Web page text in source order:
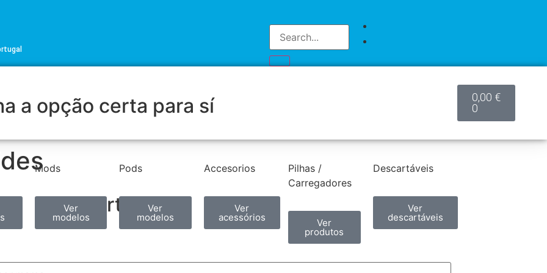
a opção certa para sí
Mods
Ver
modelos
Pods
Ver
modelos
Accesorios
Ver
acessórios
Pilhas /
Carregadores
Ver
produtos
Descartáveis
Ver
descartáveis
0,00 €
0
Partilhar